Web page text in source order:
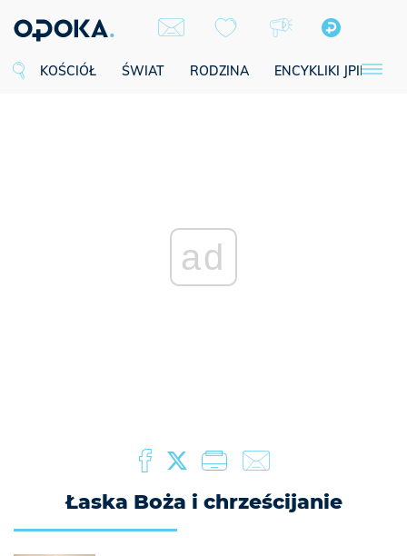
KOŚCIÓŁ ŚWIAT RODZINA ENCYKLIKI JPII
ad
Łaska Boża i chrześcijanie